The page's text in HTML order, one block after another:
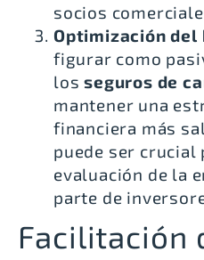
socios
Optimización del
figurar como
los seguros de
mantener una
financiera más
puede ser crucial
evaluación de la
parte de
Facilitación